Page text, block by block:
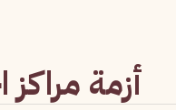
أزمة